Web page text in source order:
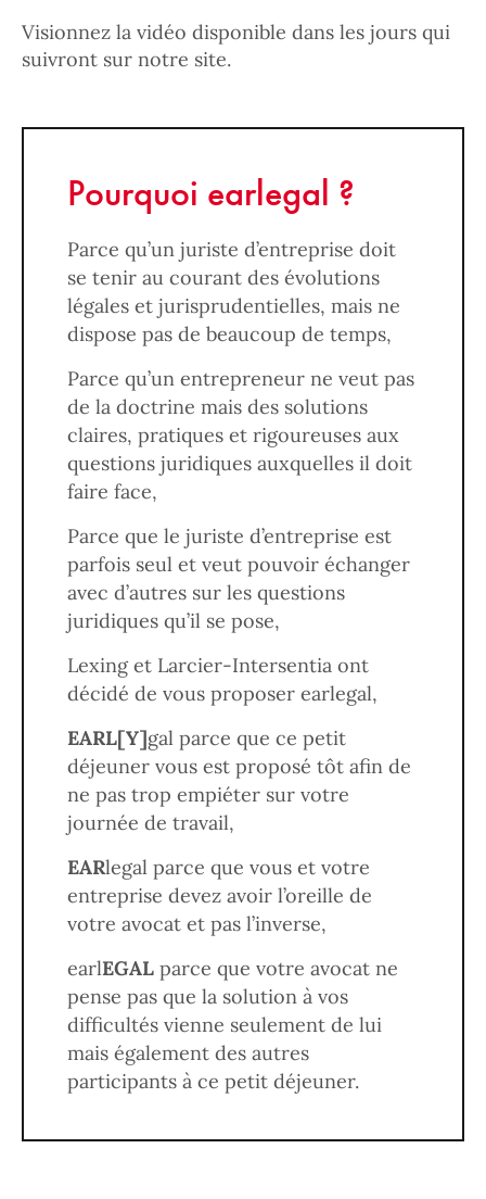
Visionnez la vidéo disponible dans les jours qui
suivront sur notre site.
Pourquoi earlegal ?
Parce qu’un juriste d’entreprise doit
se tenir au courant des évolutions
légales et jurisprudentielles, mais ne
dispose pas de beaucoup de temps,
Parce qu’un entrepreneur ne veut pas
de la doctrine mais des solutions
claires, pratiques et rigoureuses aux
questions juridiques auxquelles il doit
faire face,
Parce que le juriste d’entreprise est
parfois seul et veut pouvoir échanger
avec d’autres sur les questions
juridiques qu’il se pose,
Lexing et Larcier-Intersentia ont
décidé de vous proposer earlegal,
EARL[Y]gal parce que ce petit
déjeuner vous est proposé tôt afin de
ne pas trop empiéter sur votre
journée de travail,
EARlegal parce que vous et votre
entreprise devez avoir l’oreille de
votre avocat et pas l’inverse,
earlEGAL parce que votre avocat ne
pense pas que la solution à vos
difficultés vienne seulement de lui
mais également des autres
participants à ce petit déjeuner.